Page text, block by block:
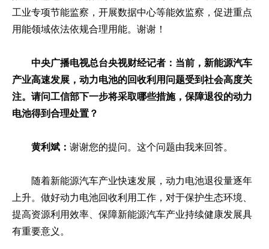
工业专项节能监察，开展数据中心等能效监察，促进重点
用能领域依法依规合理用能。谢谢！
中央广播电视总台央视财经记者：当前，新能源汽车
产业高速发展，动力电池的回收利用问题受到社会高度关
注。请问工信部下一步将采取哪些措施，保障退役的动力
电池得到合理处置？
黄利斌： 谢谢您的提问。这个问题由我来回答。
随着新能源汽车产业快速发展，动力电池退役量逐年
上升。做好动力电池回收利用工作，对于保护生态环境、
提高资源利用效率、保障新能源汽车产业持续健康发展具
有重要意义。